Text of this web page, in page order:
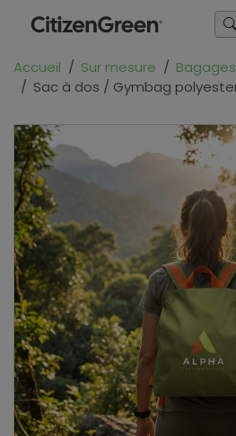
Accueil Sur mesure
Bagages
Sac à dos / Gymbag